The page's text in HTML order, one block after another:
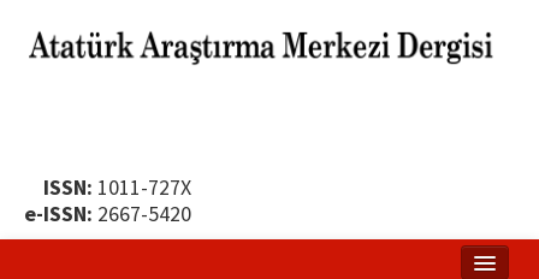
ISSN: 1011-727X
e-ISSN: 2667-5420